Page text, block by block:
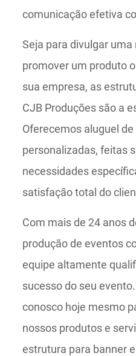
comunicação efetiva
Seja para divulgar
promover um produto
sua empresa, as
CJB Produções são a
Oferecemos aluguel
personalizadas, feitas
necessidades
satisfação total do
Com mais de 24 anos
produção de eventos
equipe altamente
sucesso do seu
conosco hoje mesmo
nossos produtos e
estrutura para banner